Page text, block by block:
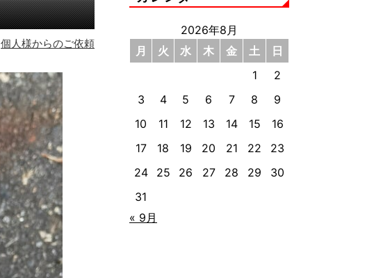
個人様からのご依頼
2026年8月
月
火 水 木 金 土
日
1
2
3
4 5 6 7 8
9
10
11 12 13 14 15
16
17
18 19 20 21 22
23
24
25 26 27 28 29
30
31
« 9月